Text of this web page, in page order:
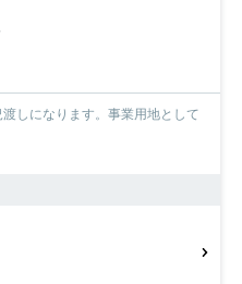
しになります。事業用地として